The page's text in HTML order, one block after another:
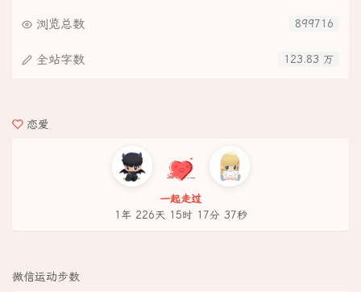
899716
浏览总数
123.83 万
全站字数
恋爱
一起走过
1年 226天 15时 17分 38秒
微信运动步数